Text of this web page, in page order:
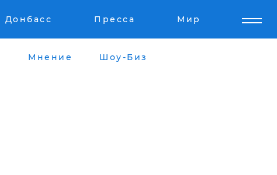
Донбасс Пресса Мир
Мнение Шоу-Биз